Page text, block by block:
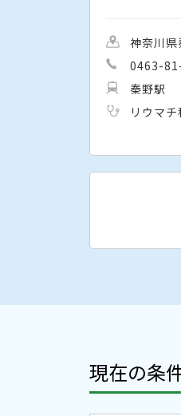
神奈川
0463-
秦野駅
リウマチ
現在の条